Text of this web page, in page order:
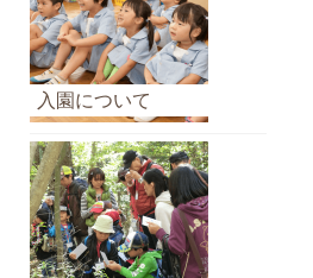
の
ア
ー
カ
イ
ブ
入園について